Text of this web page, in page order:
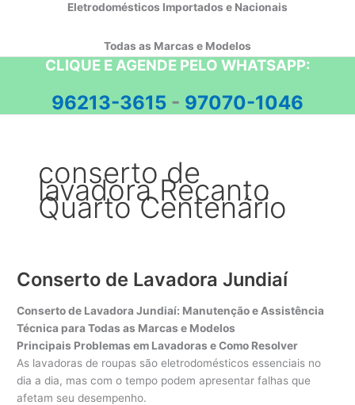
Eletrodomésticos Importados e Nacionais
Todas as Marcas e Modelos
CLIQUE E AGENDE PELO WHATSAPP:
96213-3615 - 97070-1046
conserto de
lavadora Recanto
Quarto Centenário
Conserto de Lavadora Jundiaí
Conserto de Lavadora Jundiaí: Manutenção e Assistência
Técnica para Todas as Marcas e Modelos
Principais Problemas em Lavadoras e Como Resolver
As lavadoras de roupas são eletrodomésticos essenciais no
dia a dia, mas com o tempo podem apresentar falhas que
afetam seu desempenho.